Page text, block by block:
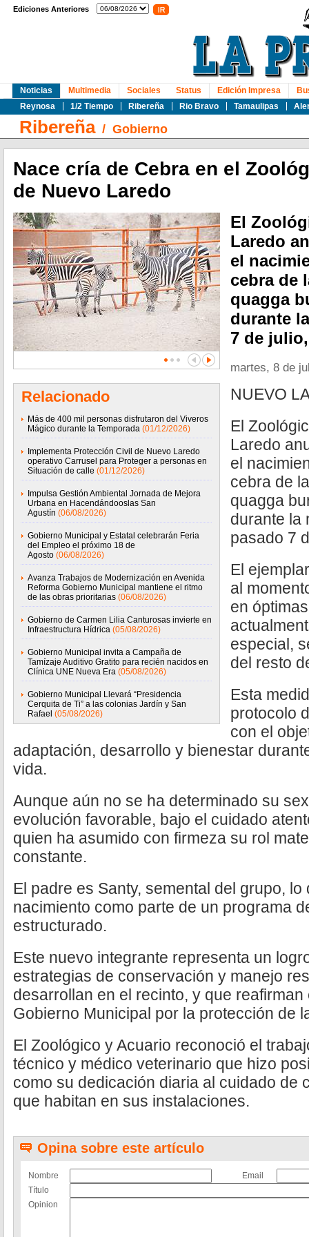
Ediciones Anteriores
Noticias
Reynosa
1/2 Tiempo Ribereña Rio Bravo Tamaulipas
Multimedia Sociales Status Edición Impresa
Ribereña/ Gobierno
Nace cría de Cebra en el
de Nuevo Laredo
Relacionado
Más de 400 mil personas disfrutaron del Viveros
Mágico durante la Temporada (01/12/2026)
Implementa Protección Civil de Nuevo Laredo
operativo Carrusel para Proteger a personas en
Situación de calle (01/12/2026)
Impulsa Gestión Ambiental Jornada de Mejora
Urbana en Hacendándooslas San
Agustín (06/08/2026)
Gobierno Municipal y Estatal celebrarán Feria
del Empleo el próximo 18 de
Agosto (06/08/2026)
Avanza Trabajos de Modernización en Avenida
Reforma Gobierno Municipal mantiene el ritmo
de las obras prioritarias (06/08/2026)
Gobierno de Carmen Lilia Canturosas invierte en
Infraestructura Hídrica (05/08/2026)
Gobierno Municipal invita a Campaña de
Tamízaje Auditivo Gratito para recién nacidos en
Clínica UNE Nueva Era (05/08/2026)
Gobierno Municipal Llevará “Presidencia
Cerquita de Ti” a las colonias Jardín y San
Rafael (05/08/2026)
El
Laredo
el
cebra de
quagga
durante
7 de
martes, 8 de
NUEVO
El
Laredo
el
cebra de
quagga
durante la
pasado 7
El
al
en
especial,
del resto
Esta
protocolo
con el
adaptación, desarrollo y bienestar
vida.
Aunque aún no se ha determinado su
evolución favorable, bajo el cuidado
quien ha asumido con firmeza su rol
constante.
El padre es Santy, semental del grupo,
nacimiento como parte de un programa
estructurado.
Este nuevo integrante representa un
estrategias de conservación y manejo
desarrollan en el recinto, y que
Gobierno Municipal por la protección de
El Zoológico y Acuario reconoció el
técnico y médico veterinario que hizo
como su dedicación diaria al cuidado de
que habitan en sus instalaciones.
Opina sobre este artículo
Nombre
Email
Título
Opinion